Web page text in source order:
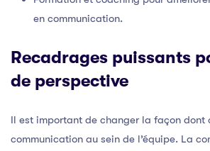
en communication.
Recadrages puissants
de perspective
Il est important de changer la façon dont
communication au sein de l’équipe. La